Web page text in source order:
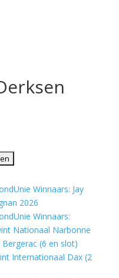
Winnaars: Jay
2026
Winnaars:
Nationaal Narbonne
(6 en slot)
Internationaal Dax (2